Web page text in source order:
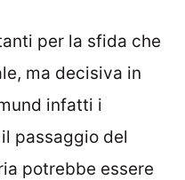
per la sfida che
ma decisiva in
infatti i
passaggio del
potrebbe essere